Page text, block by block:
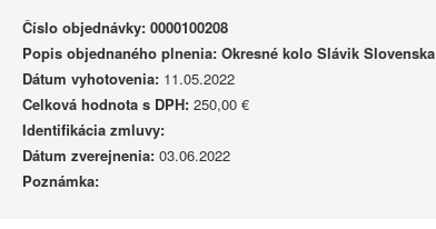
Číslo objednávky: 0000100208
Popis objednaného plnenia: Okresné kolo Slávik Slovenska
Dátum vyhotovenia:11.05.2022
Celková hodnota s DPH:250,00 €
Identifikácia zmluvy:
Dátum zverejnenia:03.06.2022
Poznámka: